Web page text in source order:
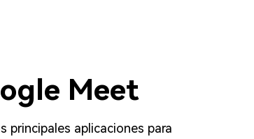
Meet
principales aplicaciones para